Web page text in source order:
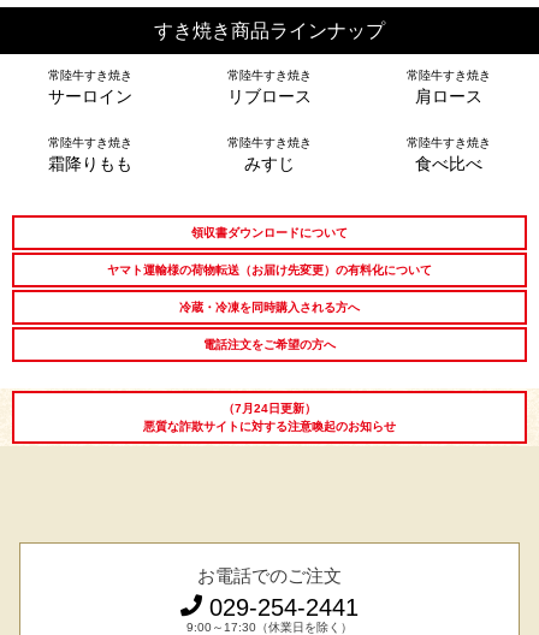
高級肉ギフト
LINEギフト ふるさと納税
すき焼き商品ラインナップ
常陸牛すき焼き
サーロイン
常陸牛すき焼き
リブロース
常陸牛すき焼き
肩ロース
常陸牛すき焼き
霜降りもも
常陸牛すき焼き
みすじ
常陸牛すき焼き
食べ比べ
領収書ダウンロードについて
ヤマト運輸様の荷物転送（お届け先変更）の有料化について
冷蔵・冷凍を同時購入される方へ
電話注文をご希望の方へ
（7月24日更新）
悪質な詐欺サイトに対する注意喚起のお知らせ
お電話でのご注文
029-254-2441
9:00～17:30（休業日を除く）